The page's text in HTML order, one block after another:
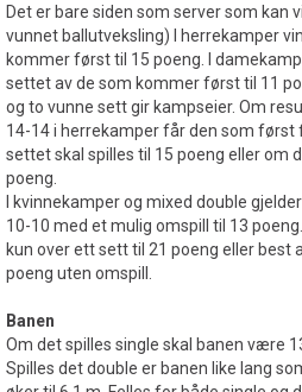
Det er bare siden som server som kan
vunnet ballutveksling) I herrekamper
kommer først til 15 poeng. I
settet av de som kommer først til 11
og to vunne sett gir kampseier. Om
14-14 i herrekamper får den som først
settet skal spilles til 15 poeng eller om
poeng.
I kvinnekamper og mixed double
10-10 med et mulig omspill til 13
kun over ett sett til 21 poeng eller best
poeng uten omspill.
Banen
Om det spilles single skal banen være
Spilles det double er banen like lang